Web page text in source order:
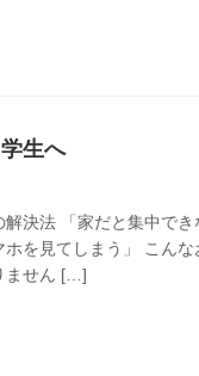
生へ
決法 「家だと集中で
を見てしまう」 こん
ません […]